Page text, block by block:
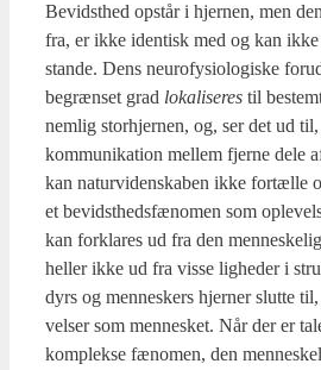
Bevidst­hed opstår i hjer­nen, men
fra, er ikke iden­tisk med og kan
stan­de. Dens neu­ro­fy­si­o­lo­gi­ske
begræn­set grad loka­li­se­res til
nem­lig stor­hjer­nen, og, ser det ud
kom­mu­ni­ka­tion mel­lem fjer­ne dele
kan natur­vi­den­ska­ben ikke for­tæl­le
et bevidst­heds­fæ­no­men som
kan for­kla­res ud fra den
hel­ler ikke ud fra vis­se lig­he­der i
dyrs og men­ne­skers hjer­ner slut­te
vel­ser som men­ne­sket. Når der er
kom­plek­se fæno­men, den